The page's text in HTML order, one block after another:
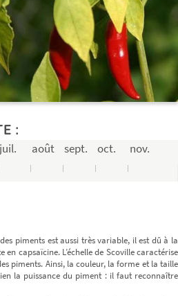
:
juil. août sept. oct. nov.
piments est aussi très variable, il est dû à la
capsaïcine. L’échelle de Scoville caractérise
piments. Ainsi, la couleur, la forme et la taille
la puissance du piment : il faut reconnaître